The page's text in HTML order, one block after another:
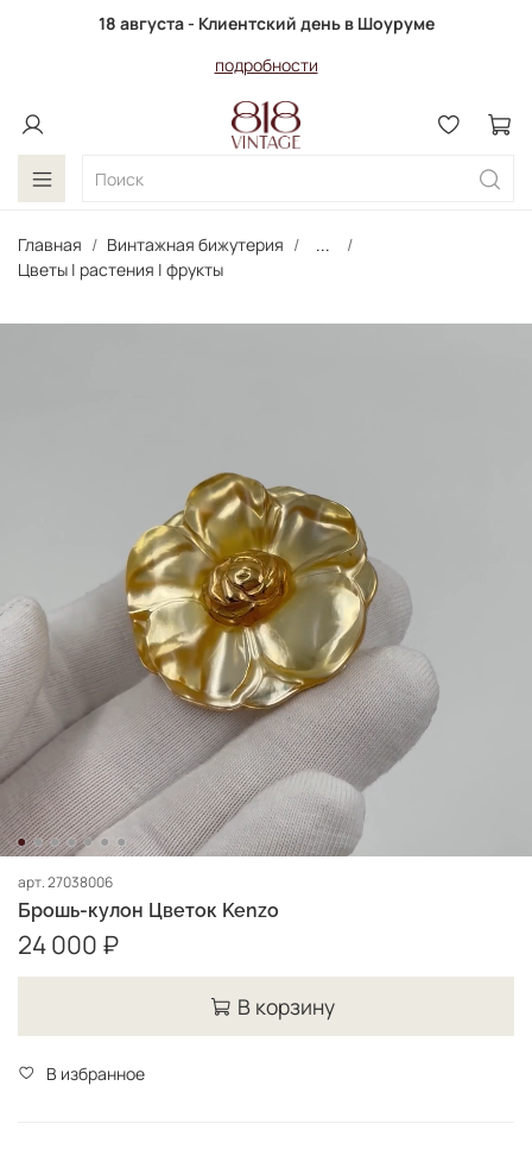
18 августа - Клиентский день в Шоуруме
подробности
Главная Винтажная бижутерия
...
Цветы | растения | фрукты
арт.27038006
Брошь-кулон Цветок Kenzo
24 000 ₽
В корзину
В избранное